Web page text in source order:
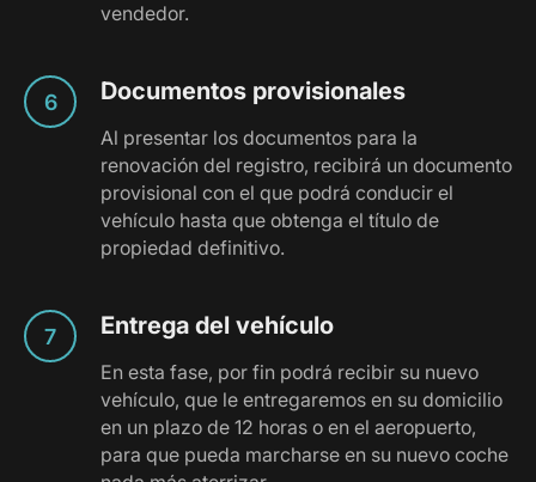
vendedor.
Documentos provisionales
Al presentar los documentos para la
renovación del registro, recibirá un documento
provisional con el que podrá conducir el
vehículo hasta que obtenga el título de
propiedad definitivo.
Entrega del vehículo
En esta fase, por fin podrá recibir su nuevo
vehículo, que le entregaremos en su domicilio
en un plazo de 12 horas o en el aeropuerto,
para que pueda marcharse en su nuevo coche